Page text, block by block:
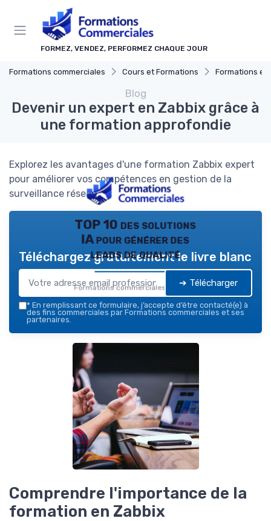
FORMEZ, VENDEZ, PERFORMEZ CHAQUE JOUR
Formations commerciales Cours et Formations Formations en
Blog
Devenir un expert en Zabbix grâce à
une formation approfondie
Explorez les avantages d'une formation Zabbix expert
pour améliorer vos compétences en gestion de la
surveillance réseau.
TOP 10 des solutions
IA pour générer des
leads de qualité
Formations commerciales — 2026
Téléchargez gratuitement le livre blanc
➔ Télécharger
* En remplissant ce formulaire, j’accepte d’être contacté(e) à
des fins commerciales par Formations commerciales et ses
partenaires.
Comprendre l'importance de la
formation en Zabbix
Panneau de gestion des cookies